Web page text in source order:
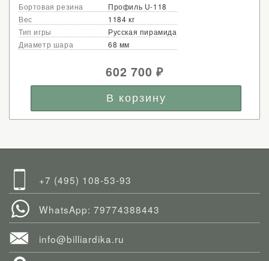
Бортовая резина
Профиль U-118
Вес
1184 кг
Тип игры
Русская пирамида
Диаметр шара
68 мм
602 700₽
+7 (495) 108-53-93
WhatsApp: 79774388443
info@billiardika.ru